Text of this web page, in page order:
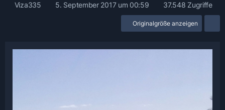
Viza335 5. September 2017 um 00:59 37.548 Zugriffe
Originalgröße anzeigen